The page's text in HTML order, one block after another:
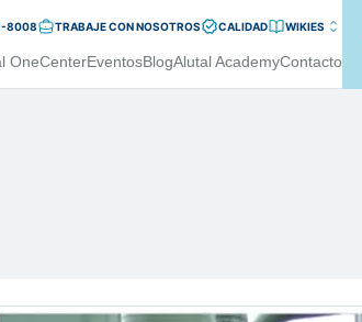
8008 TRABAJE CON NOSOTROS CALIDAD WIKIES
OneCenterEventosBlogAlutal AcademyContacto